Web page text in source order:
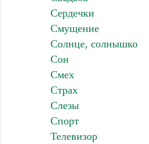
Сердечки
Смущение
Солнце, солнышко
Сон
Смех
Страх
Слезы
Спорт
Телевизор